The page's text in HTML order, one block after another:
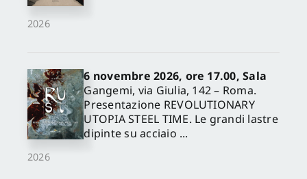
2026
2026
6 novembre 2026, ore 17.00, Sala
Gangemi, via Giulia, 142 – Roma.
Presentazione REVOLUTIONARY
UTOPIA STEEL TIME. Le grandi lastre
dipinte su acciaio ...